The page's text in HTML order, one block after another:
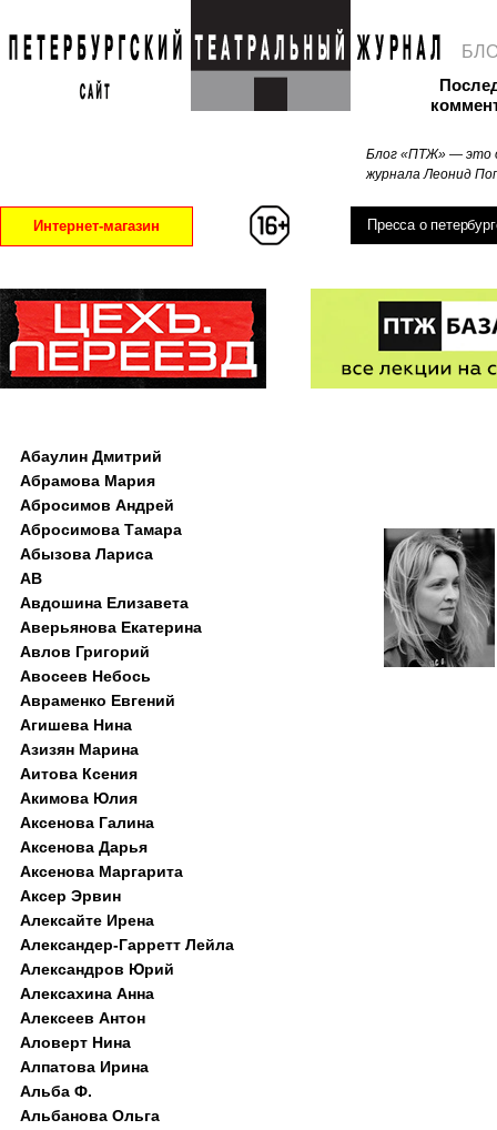
Блог «ПТЖ» — это
журнала Леонид
Интернет-магазин Пресса о
Абаулин Дмитрий
Абрамова Мария
Абросимов Андрей
Абросимова Тамара
Абызова Лариса
АВ
Авдошина Елизавета
Аверьянова Екатерина
Авлов Григорий
Авосеев Небось
Авраменко Евгений
Агишева Нина
Азизян Марина
Аитова Ксения
Акимова Юлия
Аксенова Галина
Аксенова Дарья
Аксенова Маргарита
Аксер Эрвин
Алексайте Ирена
Александер-Гарретт Лейла
Александров Юрий
Алексахина Анна
Алексеев Антон
Аловерт Нина
Алпатова Ирина
Альба Ф.
Альбанова Ольга